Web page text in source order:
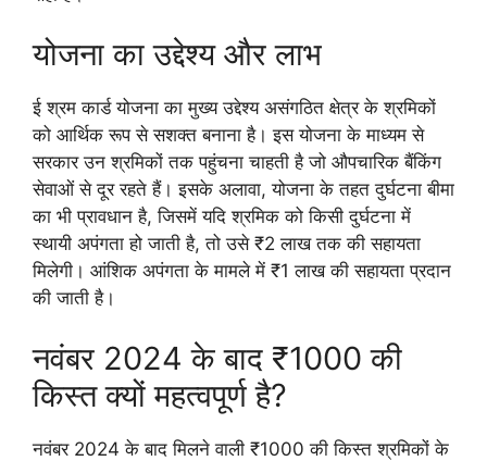
योजना का उद्देश्य और लाभ
ई श्रम कार्ड योजना का मुख्य उद्देश्य असंगठित क्षेत्र के श्रमिकों
को आर्थिक रूप से सशक्त बनाना है। इस योजना के माध्यम से
सरकार उन श्रमिकों तक पहुंचना चाहती है जो औपचारिक बैंकिंग
सेवाओं से दूर रहते हैं। इसके अलावा, योजना के तहत दुर्घटना बीमा
का भी प्रावधान है, जिसमें यदि श्रमिक को किसी दुर्घटना में
स्थायी अपंगता हो जाती है, तो उसे ₹2 लाख तक की सहायता
मिलेगी। आंशिक अपंगता के मामले में ₹1 लाख की सहायता प्रदान
की जाती है।
नवंबर 2024 के बाद ₹1000 की
किस्त क्यों महत्वपूर्ण है?
नवंबर 2024 के बाद मिलने वाली ₹1000 की किस्त श्रमिकों के